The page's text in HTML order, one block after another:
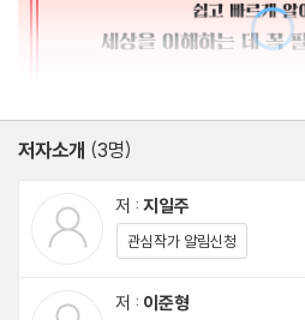
PART 2 생각에 대하여
열한 번째 인문학 │ 새로운 생각은 가
열두 번째 인문학 │ 무엇인지 정확
을까?
열세 번째 인문학 │ 객관적인 역사는
열네 번째 인문학 │ 역사는 인간에
는 것일까?
저자소개 (3명)
저 : 지일주
관심작가 알림신청
저 : 이준형